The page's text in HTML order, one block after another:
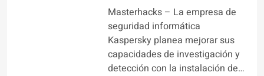
Masterhacks – La empresa de
seguridad informática
Kaspersky planea mejorar sus
capacidades de investigación y
detección con la instalación de…